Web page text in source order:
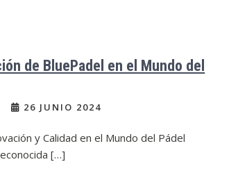
de BluePadel en el Mundo del
26 JUNIO 2024
y Calidad en el Mundo del Pádel
[…]